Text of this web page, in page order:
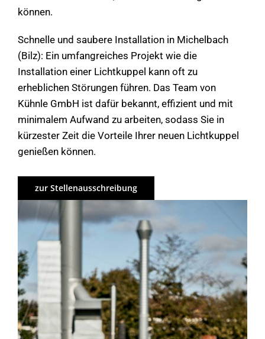
können.
Schnelle und saubere Installation in Michelbach
(Bilz): Ein umfangreiches Projekt wie die
Installation einer Lichtkuppel kann oft zu
erheblichen Störungen führen. Das Team von
Kühnle GmbH ist dafür bekannt, effizient und mit
minimalem Aufwand zu arbeiten, sodass Sie in
kürzester Zeit die Vorteile Ihrer neuen Lichtkuppel
genießen können.
zur Stellenausschreibung